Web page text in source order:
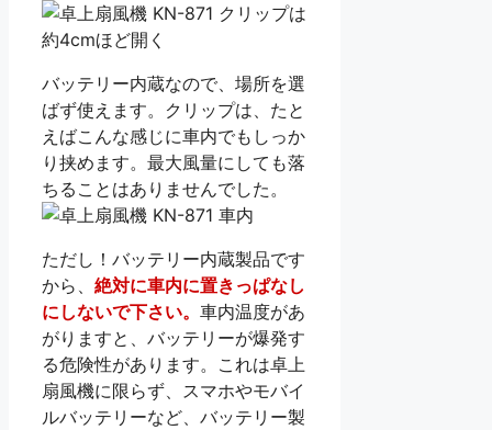
バッテリー内蔵なので、場所を選
ばず使えます。クリップは、たと
えばこんな感じに車内でもしっか
り挟めます。最大風量にしても落
ちることはありませんでした。
ただし！バッテリー内蔵製品です
から、 絶対に車内に置きっぱなし
にしないで下さい。 車内温度があ
がりますと、バッテリーが爆発す
る危険性があります。これは卓上
扇風機に限らず、スマホやモバイ
ルバッテリーなど、バッテリー製